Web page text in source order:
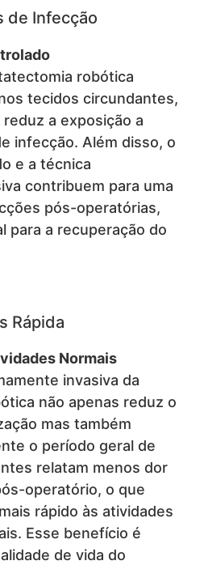
de Infecção
robótica
tecidos circundantes,
a exposição a
infecção. Além disso, o
e a técnica
contribuem para uma
pós-operatórias,
para a recuperação do
Rápida
Normais
invasiva da
não apenas reduz o
mas também
o período geral de
relatam menos dor
operatório, o que
rápido às atividades
Esse benefício é
de vida do